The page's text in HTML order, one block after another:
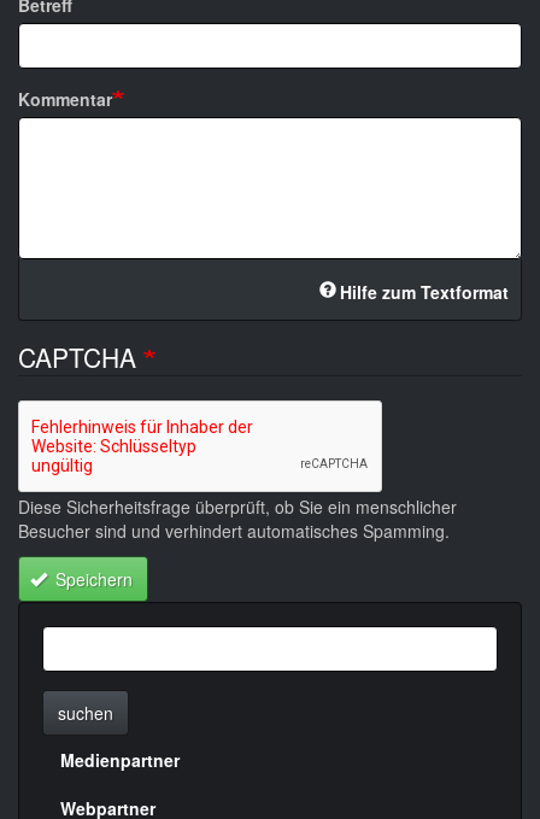
Betreff
Kommentar
Hilfe zum Textformat
CAPTCHA
Diese Sicherheitsfrage überprüft, ob Sie ein menschlicher
Besucher sind und verhindert automatisches Spamming.
Speichern
suchen
Menülinks
Medienpartner
Webpartner